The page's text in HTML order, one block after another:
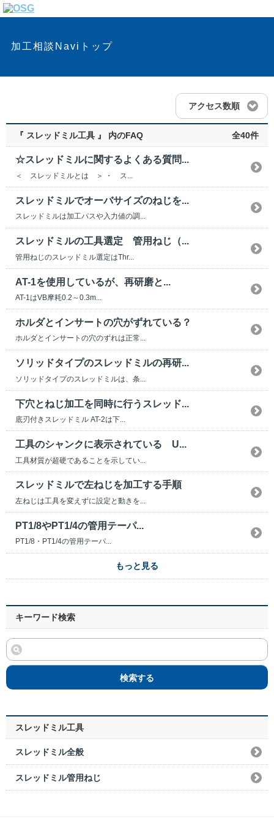
加工相談Naviトップ
アクセス数順
『 スレッドミル工具 』 内のFAQ 全40件
☆スレッドミルに関するよくある質問...
＜ スレッドミルとは ＞ ・ ス...
スレッドミルでオーバサイズのねじを...
スレッドミルは加工パスや入力値の調...
スレッドミルの工具選定 管用ねじ（...
管用ねじのスレッドミル選定はThr...
AT-1を使用しているが、再研磨と...
AT-1はVB摩耗0.2～0.3m...
ホルダとインサートの穴がずれている？
ホルダとインサートの穴のずれは正常...
ソリッドタイプのスレッドミルの再研...
ソリッドタイプのスレッドミルは、条...
下穴とねじ加工を同時に行うスレッド...
底刃付きスレッドミル AT-2は下...
工具のシャンクに表示されている U...
工具材質が超硬であることを示してい...
スレッドミルで左ねじを加工する手順
左ねじは工具を変えずに設定と動きを...
PT1/8やPT1/4の管用テーパ...
PT1/8・PT1/4の管用テーパ...
もっと見る
キーワード検索
検索する
スレッドミル工具
スレッドミル全般
スレッドミル管用ねじ